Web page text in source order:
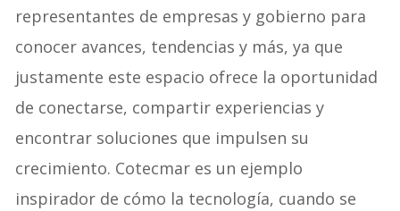
representantes de empresas y gobierno para
conocer avances, tendencias y más, ya que
justamente este espacio ofrece la oportunidad
de conectarse, compartir experiencias y
encontrar soluciones que impulsen su
crecimiento. Cotecmar es un ejemplo
inspirador de cómo la tecnología, cuando se